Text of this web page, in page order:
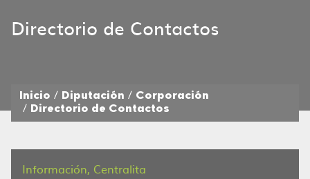
Directorio de Contactos
Inicio Diputación
Corporación
Directorio de Contactos
Información, Centralita